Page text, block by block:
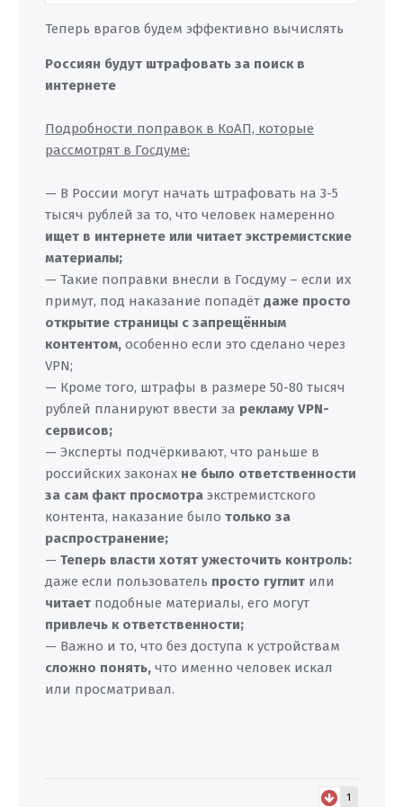
Теперь врагов будем эффективно вычислять
Россиян будут штрафовать за поиск в
интернете
Подробности поправок в КоАП, которые
рассмотрят в Госдуме:
— В России могут начать штрафовать на 3-5
тысяч рублей за то, что человек намеренно
ищет в интернете или читает экстремистские
материалы;
— Такие поправки внесли в Госдуму – если их
примут, под наказание попадёт даже просто
открытие страницы с запрещённым
контентом, особенно если это сделано через
VPN;
— Кроме того, штрафы в размере 50-80 тысяч
рублей планируют ввести за рекламу VPN-
сервисов;
— Эксперты подчёркивают, что раньше в
российских законах не было ответственности
за сам факт просмотра экстремистского
контента, наказание было только за
распространение;
— Теперь власти хотят ужесточить контроль:
даже если пользователь просто гуглит или
читает подобные материалы, его могут
привлечь к ответственности;
— Важно и то, что без доступа к устройствам
сложно понять, что именно человек искал
или просматривал.
1